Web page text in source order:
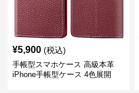
¥5,900 (税込)
手帳型スマホケース 高級本革
iPhone手帳型ケース 4色展開